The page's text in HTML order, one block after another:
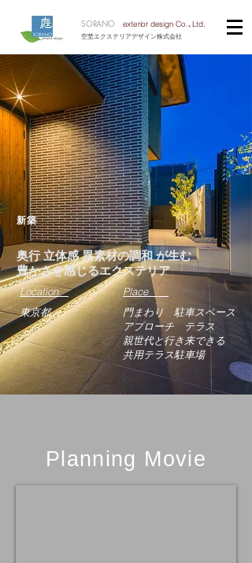
SORANO exterior design Co.､Ltd.
空埜エクステリアデザイン株式会社
新築
奥行 立体感 異素材の調和 が生む
​豊かさを感じるエクステリア
Location
東京都
Place
門まわり 駐車スペース
アプローチ テラス
親世代と行き来できる
​共用テラス駐車場
Planning Movie